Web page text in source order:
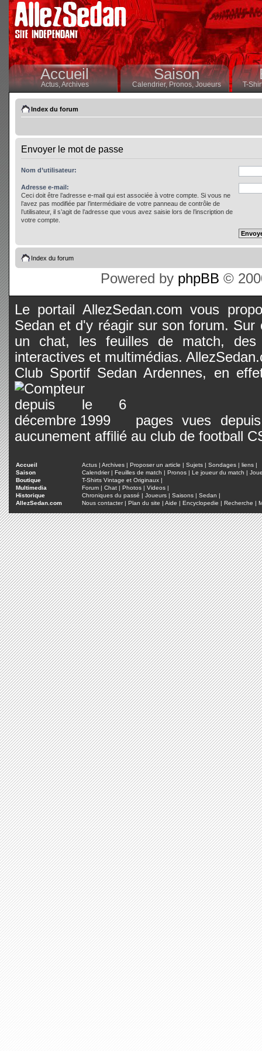
Accueil
Actus,Archives
Saison
Calendrier,Pronos, Joueurs T-
Index du forum
Envoyer le mot de passe
Nom d’utilisateur:
Adresse e-mail:
Ceci doit être l’adresse e-mail qui est associée à votre compte. Si vous ne
l’avez pas modifiée par l’intermédiaire de votre panneau de contrôle de
l’utilisateur, il s’agit de l’adresse que vous avez saisie lors de l’inscription de
votre compte.
Index du forum
Powered by phpBB ©
Le portail AllezSedan.com vous
Sedan et d'y réagir sur son forum.
un chat, les feuilles de match, des
interactives et multimédias.
Club Sportif Sedan Ardennes, en
pages vues
aucunement affilié au club de football
Accueil Actus | Archives | Proposer un article | Sujets | Sondages | liens |
Saison
Calendrier| Feuilles de match | Pronos | Le joueur du match |
Boutique
T-Shirts Vintage et Originaux |
Multimedia
Forum | Chat | Photos | Videos |
Historique
Chroniques du passé | Joueurs | Saisons | Sedan |
AllezSedan.com
Nous contacter| Plan du site | Aide | Encyclopedie | Recherche |